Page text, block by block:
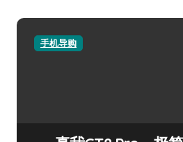
手机导购